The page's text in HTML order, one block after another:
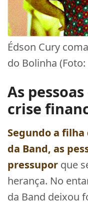
Édson Cury
do Bolinha
As
crise
Segundo a
da Band, as
pressupor que
herança. No
da Band deixou